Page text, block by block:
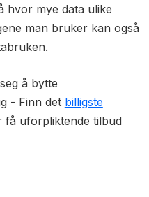
hvor mye data ulike
man bruker kan også
å bytte
- Finn det billigste
få uforpliktende tilbud